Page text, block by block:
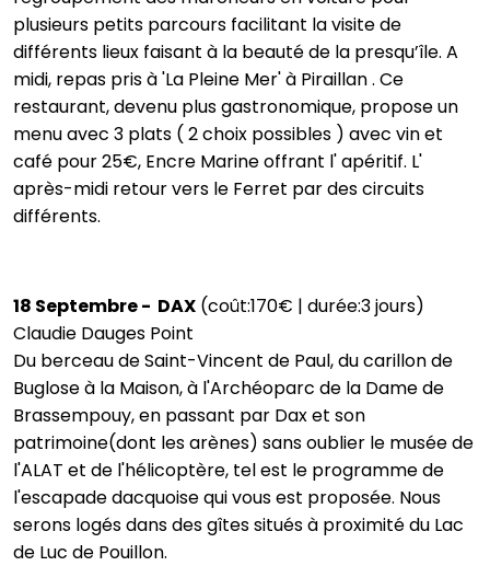
plusieurs petits parcours facilitant la visite de
différents lieux faisant à la beauté de la presqu’île. A
midi, repas pris à 'La Pleine Mer' à Piraillan . Ce
restaurant, devenu plus gastronomique, propose un
menu avec 3 plats ( 2 choix possibles ) avec vin et
café pour 25€, Encre Marine offrant l' apéritif. L'
après-midi retour vers le Ferret par des circuits
différents.
18 Septembre - DAX (coût:170€ | durée:3 jours)
Claudie Dauges Point
Du berceau de Saint-Vincent de Paul, du carillon de
Buglose à la Maison, à l'Archéoparc de la Dame de
Brassempouy, en passant par Dax et son
patrimoine(dont les arènes) sans oublier le musée de
l'ALAT et de l'hélicoptère, tel est le programme de
l'escapade dacquoise qui vous est proposée. Nous
serons logés dans des gîtes situés à proximité du Lac
de Luc de Pouillon.